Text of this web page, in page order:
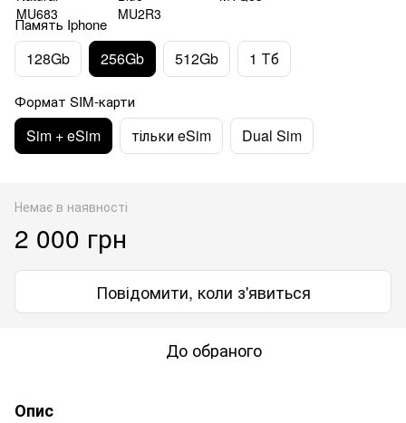
Память Iphone
128Gb 256Gb 512Gb 1 Тб
Формат SIM-карти
Sim + eSim тільки eSim Dual Sim
Немає в наявності
2 000 грн
Повідомити, коли з'явиться
До обраного
Опис